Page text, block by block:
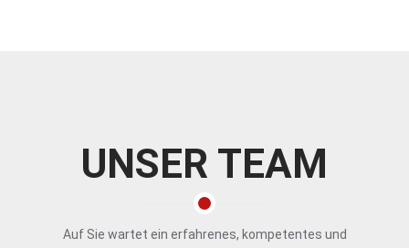
UNSER TEAM
Auf Sie wartet ein erfahrenes, kompetentes und